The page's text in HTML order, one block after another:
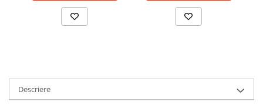
Sigurante Automate
Sigurante Fuzibile
arc electric
Descarcatoare de Supratensiune
Descriere